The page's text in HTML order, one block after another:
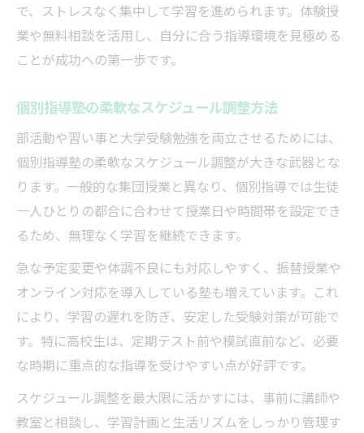
で、ストレスなく集中して学習を進められます。体験授
業や無料相談を活用し、自分に合う指導環境を見極める
ことが成功への第一歩です。
個別指導塾の柔軟なスケジュール調整方法
部活動や習い事と大学受験勉強を両立させるためには、
個別指導塾の柔軟なスケジュール調整が大きな武器とな
ります。一般的な集団授業と異なり、個別指導では生徒
一人ひとりの都合に合わせて授業日や時間帯を設定でき
るため、無理なく学習を継続できます。
急な予定変更や体調不良にも対応しやすく、振替授業や
オンライン対応を導入している塾も増えています。これ
により、学習の遅れを防ぎ、安定した受験対策が可能で
す。特に高校生は、定期テスト前や模試直前など、必要
な時期に重点的な指導を受けやすい点が好評です。
スケジュール調整を最大限に活かすには、事前に講師や
教室と相談し、学習計画と生活リズムをしっかり管理す